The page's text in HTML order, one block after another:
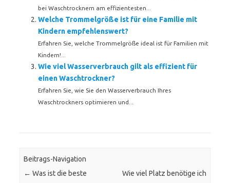
bei Waschtrocknern am effizientesten...
Welche Trommelgröße ist für eine Familie mit
Kindern empfehlenswert?
Erfahren Sie, welche Trommelgröße ideal ist für Familien mit
Kindern!...
Wie viel Wasserverbrauch gilt als effizient für
einen Waschtrockner?
Erfahren Sie, wie Sie den Wasserverbrauch Ihres
Waschtrockners optimieren und...
Beitrags-Navigation
← Was ist die beste
Wie viel Platz benötige ich